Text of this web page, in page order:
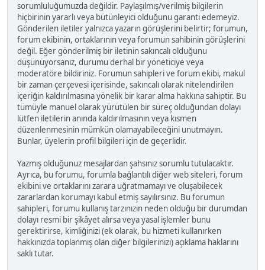
sorumluluğumuzda değildir. Paylaşılmış/verilmiş bilgilerin
hiçbirinin yararlı veya bütünleyici olduğunu garanti edemeyiz.
Gönderilen iletiler yalnızca yazarın görüşlerini belirtir; forumun,
forum ekibinin, ortaklarının veya forumun sahibinin görüşlerini
değil. Eğer gönderilmiş bir iletinin sakıncalı olduğunu
düşünüyorsanız, durumu derhal bir yöneticiye veya
moderatöre bildiriniz. Forumun sahipleri ve forum ekibi, makul
bir zaman çerçevesi içerisinde, sakıncalı olarak nitelendirilen
içeriğin kaldırılmasına yönelik bir karar alma hakkına sahiptir. Bu
tümüyle manuel olarak yürütülen bir süreç olduğundan dolayı
lütfen iletilerin anında kaldırılmasının veya kısmen
düzenlenmesinin mümkün olamayabileceğini unutmayın.
Bunlar, üyelerin profil bilgileri için de geçerlidir.
Yazmış olduğunuz mesajlardan şahsınız sorumlu tutulacaktır.
Ayrıca, bu forumu, forumla bağlantılı diğer web siteleri, forum
ekibini ve ortaklarını zarara uğratmamayı ve oluşabilecek
zararlardan korumayı kabul etmiş sayılırsınız. Bu forumun
sahipleri, forumu kullanış tarzınızın neden olduğu bir durumdan
dolayı resmi bir şikâyet alırsa veya yasal işlemler bunu
gerektirirse, kimliğinizi (ek olarak, bu hizmeti kullanırken
hakkınızda toplanmış olan diğer bilgilerinizi) açıklama haklarını
saklı tutar.